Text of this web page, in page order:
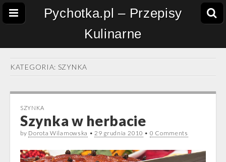
Pychotka.pl – Przepisy
Kulinarne
KATEGORIA: SZYNKA
SZYNKA
Szynka w herbacie
by Dorota Wilamowska •29 grudnia 2010 • 0 Comments